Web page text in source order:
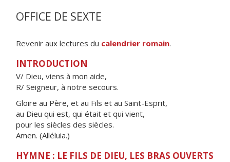
OFFICE DE SEXTE
Revenir aux lectures du calendrier romain.
INTRODUCTION
V/ Dieu, viens à mon aide,
R/ Seigneur, à notre secours.
Gloire au Père, et au Fils et au Saint-Esprit,
au Dieu qui est, qui était et qui vient,
pour les siècles des siècles.
Amen. (Alléluia.)
HYMNE : LE FILS DE DIEU, LES BRAS OUVERTS